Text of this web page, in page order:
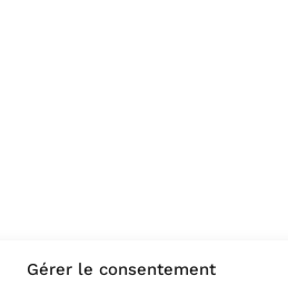
Gérer le consentement